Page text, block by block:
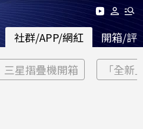
社群/APP/網紅 開箱/評
三星摺疊機開箱 「全新